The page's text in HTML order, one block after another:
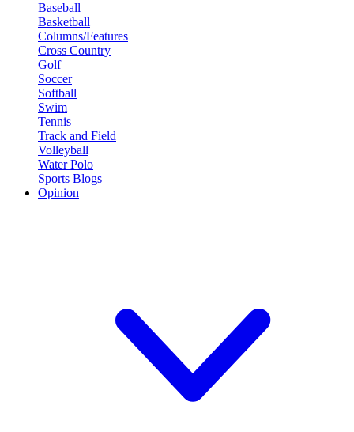
Baseball
Basketball
Columns/Features
Cross Country
Golf
Soccer
Softball
Swim
Tennis
Track and Field
Volleyball
Water Polo
Sports Blogs
Opinion